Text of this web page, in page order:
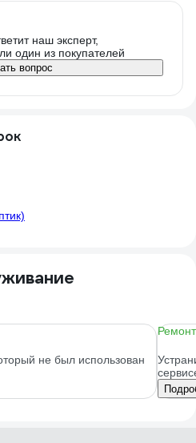
наш эксперт,
один из покупателей
вопрос
не был использован